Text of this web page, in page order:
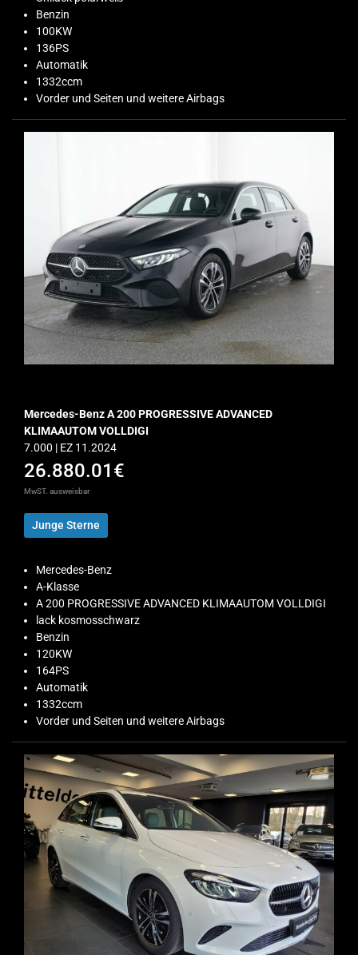
Benzin
100KW
136PS
Automatik
1332ccm
Vorder und Seiten und weitere Airbags
Mercedes-Benz A 200 PROGRESSIVE ADVANCED
KLIMAAUTOM VOLLDIGI
7.000 | EZ 11.2024
26.880.01€
MwST. ausweisbar
Junge Sterne
Mercedes-Benz
A-Klasse
A 200 PROGRESSIVE ADVANCED KLIMAAUTOM VOLLDIGI
lack kosmosschwarz
Benzin
120KW
164PS
Automatik
1332ccm
Vorder und Seiten und weitere Airbags